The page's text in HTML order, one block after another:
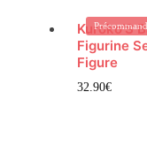
Kuroko’S
Figurine
Figure
32.90€